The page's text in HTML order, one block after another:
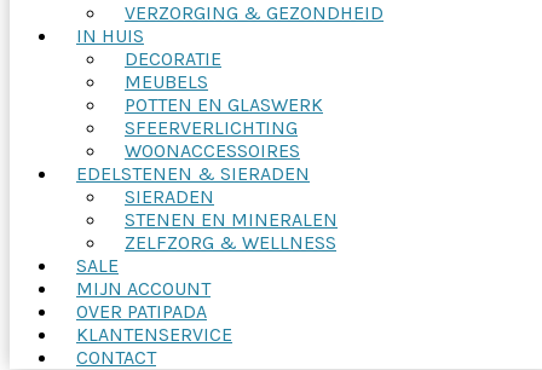
VERZORGING & GEZONDHEID
IN HUIS
DECORATIE
MEUBELS
POTTEN EN GLASWERK
SFEERVERLICHTING
WOONACCESSOIRES
EDELSTENEN & SIERADEN
SIERADEN
STENEN EN MINERALEN
ZELFZORG & WELLNESS
SALE
MIJN ACCOUNT
OVER PATIPADA
KLANTENSERVICE
CONTACT